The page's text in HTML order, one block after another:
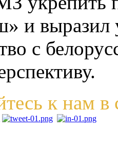
и выразил
с
к нам в